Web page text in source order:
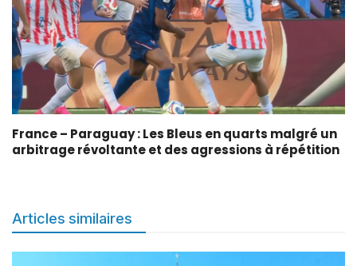
France – Paraguay : Les Bleus en quarts malgré un
arbitrage révoltante et des agressions à répétition
Articles similaires